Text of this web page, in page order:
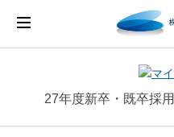
27年度新卒・既卒採用